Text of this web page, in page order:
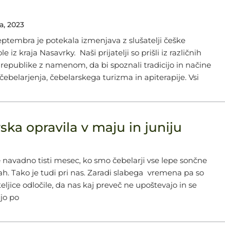
2023
je potekala izmenjava z slušatelji češke
iz kraja Nasavrky. Naši prijatelji so prišli iz različnih
republike z namenom, da bi spoznali tradicijo in načine
čebelarskega turizma in apiterapije. Vsi
opravila v maju in juniju
navadno tisti mesec, ko smo čebelarji vse lepe sončne
Tako je tudi pri nas. Zaradi slabega vremena pa so
odločile, da nas kaj preveč ne upoštevajo in se
po